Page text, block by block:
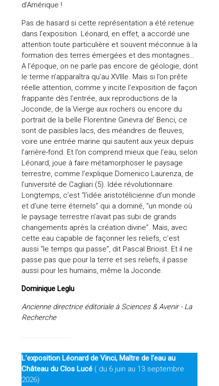
d’Amérique !
Pas de hasard si cette représentation a été retenue
dans l’exposition. Léonard, en effet, a accordé une
attention toute particulière et souvent méconnue à la
formation des terres émergées et des montagnes…
A l’époque, on ne parle pas encore de géologie, dont
le terme n’apparaîtra qu’au XVIIIe. Mais si l’on prête
réelle attention, comme y incite l’exposition de façon
frappante dès l’entrée, aux reproductions de la
Joconde, de la Vierge aux rochers ou encore du
portrait de la belle Florentine Ginevra de’ Benci, ce
sont de paisibles lacs, des méandres de fleuves,
voire une entrée marine qui sautent aux yeux depuis
l’arrière-fond. Et l’on comprend mieux que l’eau, selon
Léonard, joue à faire métamorphoser le paysage
terrestre, comme l’explique Domenico Laurenza, de
l’université de Cagliari (5). Idée révolutionnaire.
Longtemps, c’est “l’idée aristotélicienne d’un monde
et d’une terre éternels” qui a dominé, “un monde où
le paysage terrestre n’avait pas subi de grands
changements après la création divine”. Mais, avec
cette eau capable de façonner les reliefs, c’est
aussi “le temps qui passe”, dit Pascal Brioist. Et il ne
passe pas que pour la terre et ses reliefs, il passe
aussi pour les humains, même la Joconde.
Dominique Leglu
Ancienne directrice éditoriale à Sciences & Avenir - La
Recherche
L'exposition Léonard de Vinci, Maître de l'eau au
Château du Clos Lucé( du 6 juin au 13 septembre
2026)